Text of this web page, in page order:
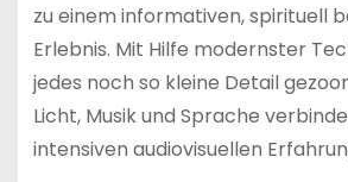
zu einem informativen, spirituell
Erlebnis. Mit Hilfe modernster
jedes noch so kleine Detail
Licht, Musik und Sprache
intensiven audiovisuellen